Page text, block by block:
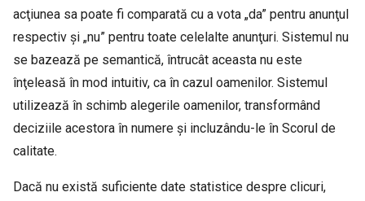
acţiunea sa poate fi comparată cu a vota „da” pentru anunţul
respectiv şi „nu” pentru toate celelalte anunţuri. Sistemul nu
se bazează pe semantică, întrucât aceasta nu este
înţeleasă în mod intuitiv, ca în cazul oamenilor. Sistemul
utilizează în schimb alegerile oamenilor, transformând
deciziile acestora în numere şi incluzându-le în Scorul de
calitate.
Dacă nu există suficiente date statistice despre clicuri,